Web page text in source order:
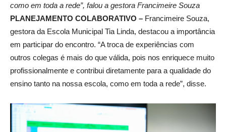
como em toda a rede”, falou a gestora Francimeire Souza
PLANEJAMENTO COLABORATIVO – Francimeire Souza,
gestora da Escola Municipal Tia Linda, destacou a importância
em participar do encontro. “A troca de experiências com
outros colegas é mais do que válida, pois nos enriquece muito
profissionalmente e contribui diretamente para a qualidade do
ensino tanto na nossa escola, como em toda a rede”, disse.